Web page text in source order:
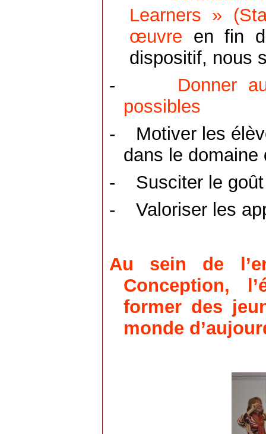
Learners »
œuvre en fin
dispositif, nous
-
Donner
possibles
-
Motiver les
dans le domaine
-
Susciter le goût
-
Valoriser les
Au sein de
Conception,
former des
monde